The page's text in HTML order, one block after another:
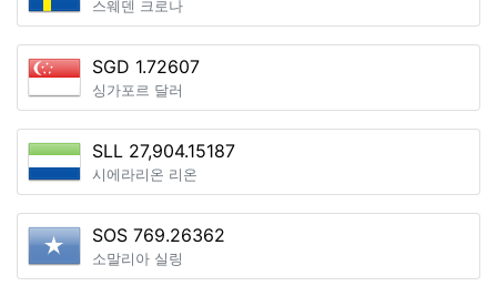
스웨덴 크로나
SGD 1.72607
싱가포르 달러
SLL 27,904.15187
시에라리온 리온
SOS 769.26362
소말리아 실링